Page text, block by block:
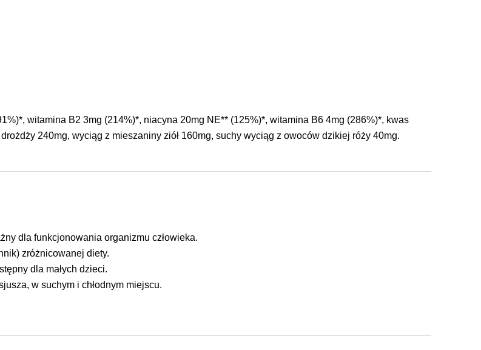
witamina B2 3mg (214%)*, niacyna 20mg NE** (125%)*, witamina B6 4mg (286%)*, kwas
240mg, wyciąg z mieszaniny ziół 160mg, suchy wyciąg z owoców dzikiej róży 40mg.
dla funkcjonowania organizmu człowieka.
zróżnicowanej diety.
dla małych dzieci.
w suchym i chłodnym miejscu.